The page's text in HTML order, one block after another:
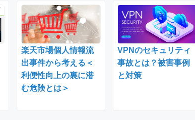
楽天市場個人情報流
出事件から考える＜
利便性向上の裏に潜
む危険とは＞
VPNのセキュリティ
事故とは？被害事例
と対策